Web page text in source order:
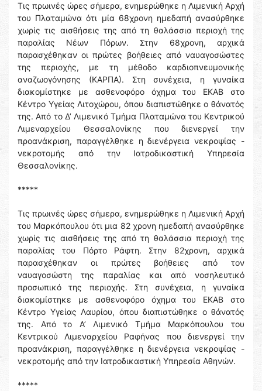
Τις πρωινές ώρες σήμερα, ενημερώθηκε η Λιμενική Αρχή
του Πλαταμώνα ότι μία 68χρονη ημεδαπή ανασύρθηκε
χωρίς τις αισθήσεις της από τη θαλάσσια περιοχή της
παραλίας Νέων Πόρων. Στην 68χρονη, αρχικά
παρασχέθηκαν οι πρώτες βοήθειες από ναυαγοσώστες
της περιοχής, με τη μέθοδο καρδιοπνευμονικής
αναζωογόνησης (ΚΑΡΠΑ). Στη συνέχεια, η γυναίκα
διακομίστηκε με ασθενοφόρο όχημα του ΕΚΑΒ στο
Κέντρο Υγείας Λιτοχώρου, όπου διαπιστώθηκε ο θάνατός
της. Από το Δ’ Λιμενικό Τμήμα Πλαταμώνα του Κεντρικού
Λιμεναρχείου Θεσσαλονίκης που διενεργεί την
προανάκριση, παραγγέλθηκε η διενέργεια νεκροψίας -
νεκροτομής από την Ιατροδικαστική Υπηρεσία
Θεσσαλονίκης.
*****
Τις πρωινές ώρες σήμερα, ενημερώθηκε η Λιμενική Αρχή
του Μαρκόπουλου ότι μια 82 χρονη ημεδαπή ανασύρθηκε
χωρίς τις αισθήσεις της από τη θαλάσσια περιοχή της
παραλίας του Πόρτο Ράφτη. Στην 82χρονη, αρχικά
παρασχέθηκαν οι πρώτες βοήθειες από τον
ναυαγοσώστη της παραλίας και από νοσηλευτικό
προσωπικό της περιοχής. Στη συνέχεια, η γυναίκα
διακομίστηκε με ασθενοφόρο όχημα του ΕΚΑΒ στο
Κέντρο Υγείας Λαυρίου, όπου διαπιστώθηκε ο θάνατός
της. Από το Α’ Λιμενικό Τμήμα Μαρκόπουλου του
Κεντρικού Λιμεναρχείου Ραφήνας που διενεργεί την
προανάκριση, παραγγέλθηκε η διενέργεια νεκροψίας -
νεκροτομής από την Ιατροδικαστική Υπηρεσία Αθηνών.
*****